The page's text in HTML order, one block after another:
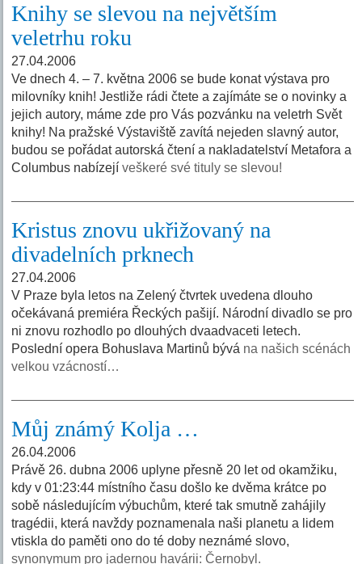
Knihy se slevou na největším
veletrhu roku
27.04.2006
Ve dnech 4. – 7. května 2006 se bude konat výstava pro
milovníky knih! Jestliže rádi čtete a zajímáte se o novinky a
jejich autory, máme zde pro Vás pozvánku na veletrh Svět
knihy! Na pražské Výstaviště zavítá nejeden slavný autor,
budou se pořádat autorská čtení a nakladatelství Metafora a
Columbus nabízejíveškeré své tituly se slevou!
Kristus znovu ukřižovaný na
divadelních prknech
27.04.2006
V Praze byla letos na Zelený čtvrtek uvedena dlouho
očekávaná premiéra Řeckých pašijí. Národní divadlo se pro
ni znovu rozhodlo po dlouhých dvaadvaceti letech.
Poslední opera Bohuslava Martinů bývá na našich scénách
velkou vzácností…
Můj známý Kolja …
26.04.2006
Právě 26. dubna 2006 uplyne přesně 20 let od okamžiku,
kdy v 01:23:44 místního času došlo ke dvěma krátce po
sobě následujícím výbuchům, které tak smutně zahájily
tragédii, která navždy poznamenala naši planetu a lidem
vtiskla do paměti ono do té doby neznámé slovo,
synonymum pro jadernou havárii: Černobyl.